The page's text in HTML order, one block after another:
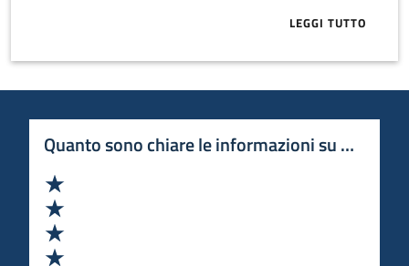
LEGGI TUTTO
ABOUT
Quanto sono chiare le informazioni su questa